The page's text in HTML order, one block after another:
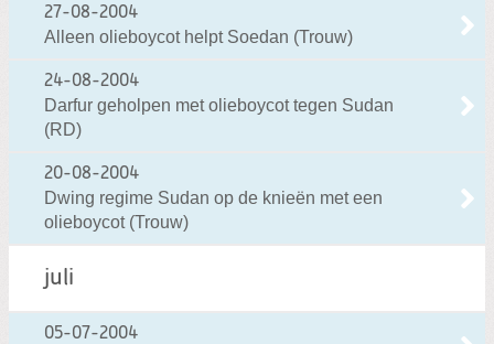
27-08-2004
Alleen olieboycot helpt Soedan (Trouw)
24-08-2004
Darfur geholpen met olieboycot tegen Sudan
(RD)
20-08-2004
Dwing regime Sudan op de knieën met een
olieboycot (Trouw)
juli
05-07-2004